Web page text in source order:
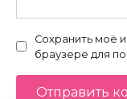
Сохранить моё
браузере для